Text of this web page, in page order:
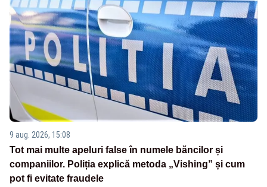
9 aug. 2026, 15:08
Tot mai multe apeluri false în numele băncilor și
companiilor. Poliția explică metoda „Vishing” și cum
pot fi evitate fraudele